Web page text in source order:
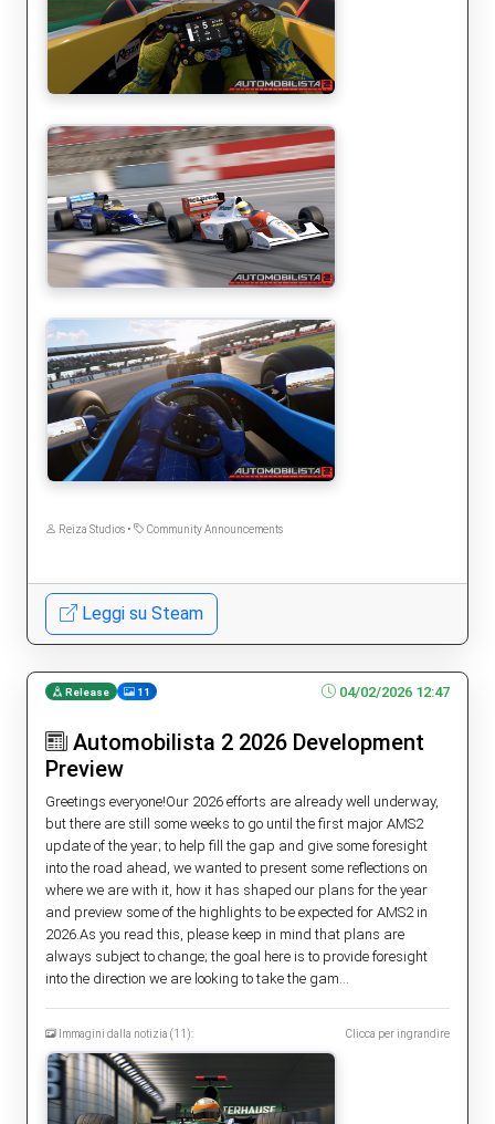
Reiza Studios • Community Announcements
Leggi su Steam
Release 11 04/02/2026 12:47
Automobilista 2 2026 Development
Preview
Greetings everyone!Our 2026 efforts are already well underway,
but there are still some weeks to go until the first major AMS2
update of the year; to help fill the gap and give some foresight
into the road ahead, we wanted to present some reflections on
where we are with it, how it has shaped our plans for the year
and preview some of the highlights to be expected for AMS2 in
2026.As you read this, please keep in mind that plans are
always subject to change; the goal here is to provide foresight
into the direction we are looking to take the gam...
Immagini dalla notizia (11): Clicca per ingrandire